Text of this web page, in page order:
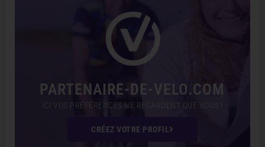
PARTENAIRE-DE-VELO.COM
ICI VOS PRÉFÉRENCES NE REGARDENT QUE VOUS !
CRÉEZ VOTRE PROFIL